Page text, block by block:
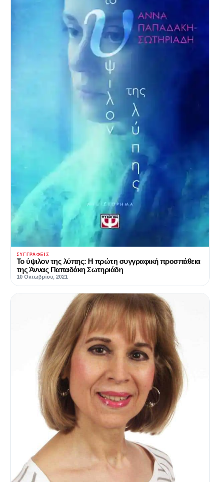
ΣΥΓΓΡΑΦΕΊΣ
Το ύψιλον της λύπης: Η πρώτη συγγραφική προσπάθεια
της Άννας Παπαδάκη Σωτηριάδη
10 Οκτωβρίου, 2021